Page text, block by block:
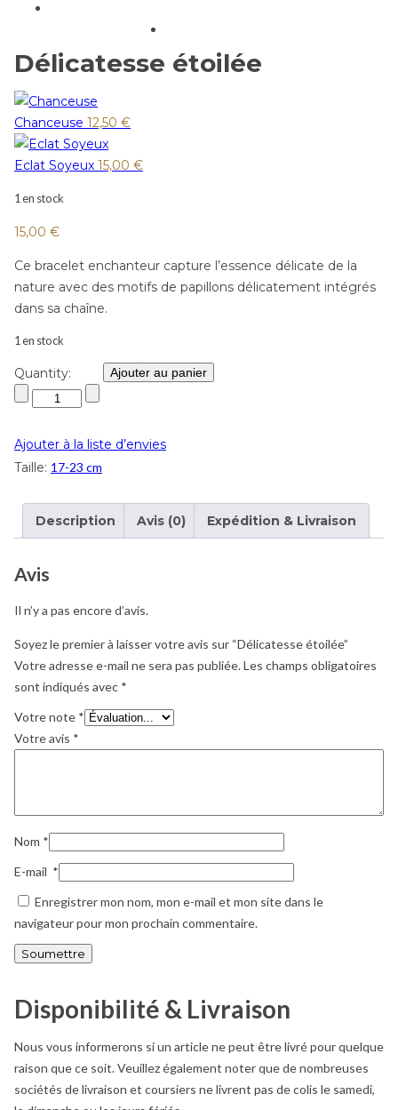
Délicatesse étoilée
Chanceuse 12,50 €
Eclat Soyeux 15,00 €
1 en stock
15,00 €
Ce bracelet enchanteur capture l’essence délicate de la
nature avec des motifs de papillons délicatement intégrés
dans sa chaîne.
1 en stock
Quantity: Ajouter au panier
Ajouter à la liste d’envies
Taille: 17-23 cm
Description Avis (0) Expédition & Livraison
Avis
Il n’y a pas encore d’avis.
Soyez le premier à laisser votre avis sur “Délicatesse étoilée”
Votre adresse e-mail ne sera pas publiée.Les champs obligatoires
sont indiqués avec *
Votre note *
Votre avis *
Nom *
E-mail *
Enregistrer mon nom, mon e-mail et mon site dans le
navigateur pour mon prochain commentaire.
Disponibilité & Livraison
Nous vous informerons si un article ne peut être livré pour quelque
raison que ce soit. Veuillez également noter que de nombreuses
sociétés de livraison et coursiers ne livrent pas de colis le samedi,